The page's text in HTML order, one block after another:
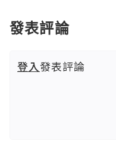
發表評論
登入發表評論